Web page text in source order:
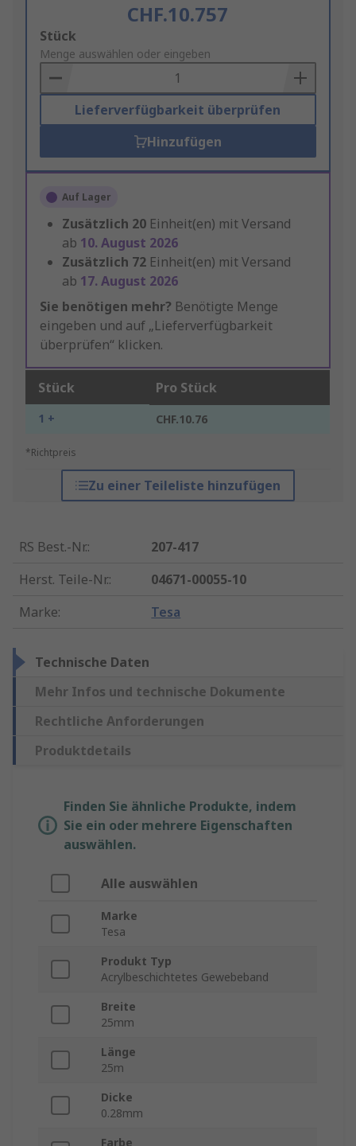
CHF.10.757
Add
to
Basket
Stück
Menge auswählen oder eingeben
Lieferverfügbarkeit überprüfen
Hinzufügen
Auf Lager
Zusätzlich 20 Einheit(en) mit Versand
ab 10. August 2026
Zusätzlich 72 Einheit(en) mit Versand
ab 17. August 2026
Sie benötigen mehr? Benötigte Menge
eingeben und auf „Lieferverfügbarkeit
überprüfen“ klicken.
Stück Pro Stück
1 + CHF.10.76
*Richtpreis
Zu einer Teileliste hinzufügen
RS Best.-Nr.:
207-417
Herst. Teile-Nr.:
04671-00055-10
Marke: Tesa
Technische Daten
Mehr Infos und technische Dokumente
Rechtliche Anforderungen
Produktdetails
Finden Sie ähnliche Produkte, indem
Sie ein oder mehrere Eigenschaften
auswählen.
Alle auswählen
Marke
Tesa
Produkt Typ
Acrylbeschichtetes Gewebeband
Breite
25mm
Länge
25m
Dicke
0.28mm
Farbe